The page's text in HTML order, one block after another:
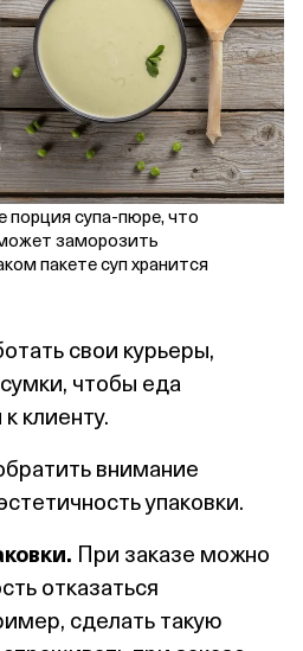
порция супа‑пюре, что
заморозить
пакете суп хранится
свои курьеры,
чтобы еда
клиенту.
внимание
упаковки.
При заказе можно
отказаться
сделать такую